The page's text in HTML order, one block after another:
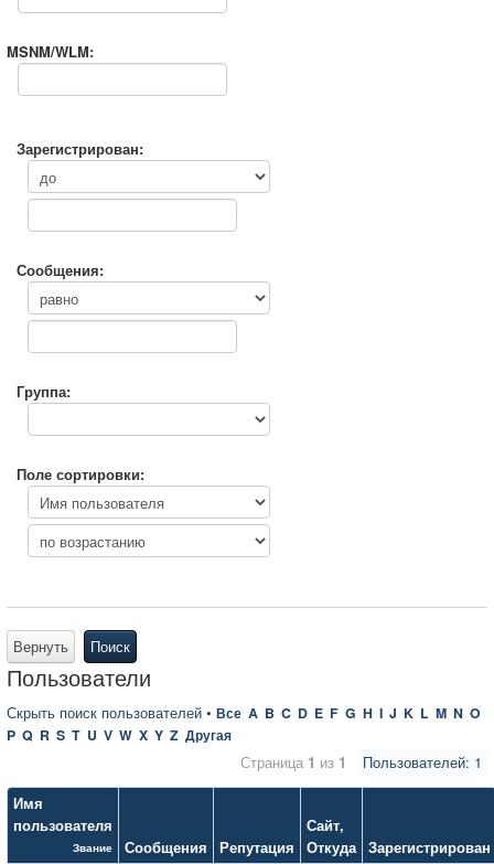
MSNM/WLM:
Зарегистрирован:
Сообщения:
Группа:
Поле сортировки:
Вернуть Поиск
Пользователи
Скрыть поиск пользователей • Все A B C D E F G H I J K L M N O
P Q R S T U V W X Y Z Другая
Пользователей: 1
Страница 1 из 1
Имя
пользователя
Звание Сообщения Репутация
Сайт,
Откуда Зарегистрирован